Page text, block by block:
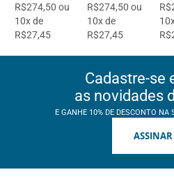
R$274,50 ou
10x de
R$27,45
R$274,50 ou
10x de
R$27,45
Cadastre-se
as novidades
E GANHE 10% DE DESCONTO NA
ASSINAR